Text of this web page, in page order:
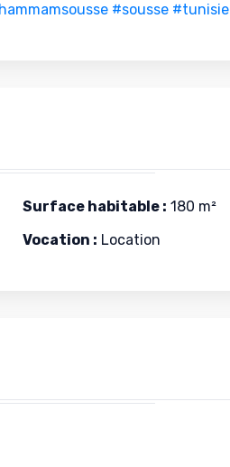
#sousse #tunisie
Surface habitable : 180 m²
Vocation : Location